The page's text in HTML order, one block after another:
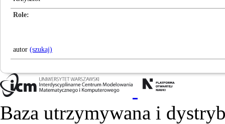
Role
autor (szukaj)
Baza utrzymywana i